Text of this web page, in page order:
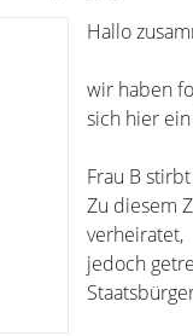
Hallo
wir haben
sich hier
Frau B
Zu diesem
verheiratet,
jedoch